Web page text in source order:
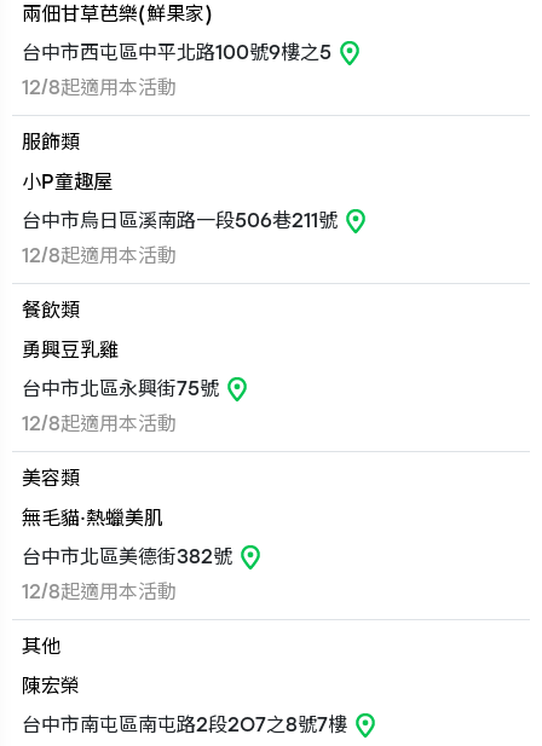
兩佃甘草芭樂(鮮果家)
台中市西屯區中平北路100號9樓之5
12/8起適用本活動
服飾類
小P童趣屋
台中市烏日區溪南路一段506巷211號
12/8起適用本活動
餐飲類
勇興豆乳雞
台中市北區永興街75號
12/8起適用本活動
美容類
無毛貓·熱蠟美肌
台中市北區美德街382號
12/8起適用本活動
其他
陳宏榮
台中市南屯區南屯路2段2O7之8號7樓